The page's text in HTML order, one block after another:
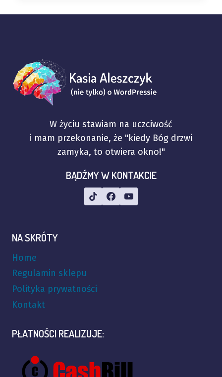
245.00 zł. 196.00 zł.
W życiu stawiam na uczciwość
i mam przekonanie, że "kiedy Bóg drzwi
zamyka, to otwiera okno!"
BĄDŹMY W KONTAKCIE
NA SKRÓTY
Home
Regulamin sklepu
Polityka prywatności
Kontakt
PŁATNOŚCI REALIZUJE: